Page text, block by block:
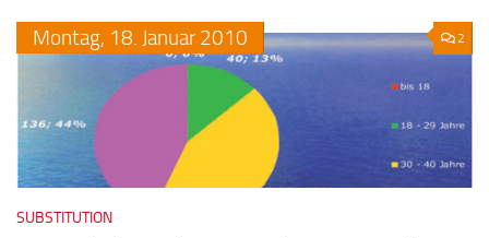
2
Montag, 18. Januar 2010
SUBSTITUTION